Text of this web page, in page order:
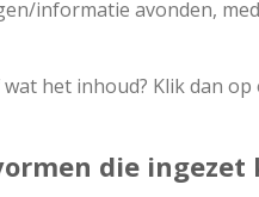
informatie avonden,
het inhoud? Klik dan
die ingezet